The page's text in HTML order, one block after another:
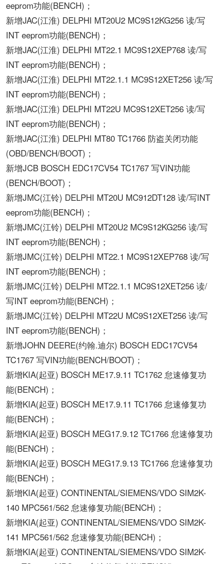
eeprom功能(BENCH)；
新增JAC(江淮) DELPHI MT20U2 MC9S12KG256 读/写
INT eeprom功能(BENCH)；
新增JAC(江淮) DELPHI MT22.1 MC9S12XEP768 读/写
INT eeprom功能(BENCH)；
新增JAC(江淮) DELPHI MT22.1.1 MC9S12XET256 读/写
INT eeprom功能(BENCH)；
新增JAC(江淮) DELPHI MT22U MC9S12XET256 读/写
INT eeprom功能(BENCH)；
新增JAC(江淮) DELPHI MT80 TC1766 防盗关闭功能
(OBD/BENCH/BOOT)；
新增JCB BOSCH EDC17CV54 TC1767 写VIN功能
(BENCH/BOOT)；
新增JMC(江铃) DELPHI MT20U MC912DT128 读/写INT
eeprom功能(BENCH)；
新增JMC(江铃) DELPHI MT20U2 MC9S12KG256 读/写
INT eeprom功能(BENCH)；
新增JMC(江铃) DELPHI MT22.1 MC9S12XEP768 读/写
INT eeprom功能(BENCH)；
新增JMC(江铃) DELPHI MT22.1.1 MC9S12XET256 读/
写INT eeprom功能(BENCH)；
新增JMC(江铃) DELPHI MT22U MC9S12XET256 读/写
INT eeprom功能(BENCH)；
新增JOHN DEERE(约翰.迪尔) BOSCH EDC17CV54
TC1767 写VIN功能(BENCH/BOOT)；
新增KIA(起亚) BOSCH ME17.9.11 TC1762 怠速修复功
能(BENCH)；
新增KIA(起亚) BOSCH ME17.9.11 TC1766 怠速修复功
能(BENCH)；
新增KIA(起亚) BOSCH MEG17.9.12 TC1766 怠速修复功
能(BENCH)；
新增KIA(起亚) BOSCH MEG17.9.13 TC1766 怠速修复功
能(BENCH)；
新增KIA(起亚) CONTINENTAL/SIEMENS/VDO SIM2K-
140 MPC561/562 怠速修复功能(BENCH)；
新增KIA(起亚) CONTINENTAL/SIEMENS/VDO SIM2K-
141 MPC561/562 怠速修复功能(BENCH)；
新增KIA(起亚) CONTINENTAL/SIEMENS/VDO SIM2K-